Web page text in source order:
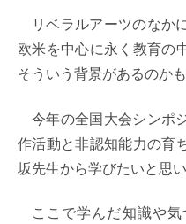
リベラルアーツのなかに、芸術や音楽が組み込まれ、
欧米を中心に永く教育の
そういう背景があるのか
今年の全国大会シンポジウムでは、アートにおける創
作活動と非認知能力の育
坂先生から学びたいと思い
ここで学んだ知識や気づきが、扱いがむずかしい子